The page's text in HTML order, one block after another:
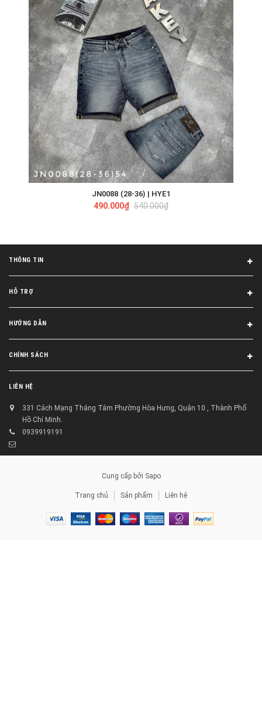
JN0088 (28-36) | HYE1
490.000₫ 540.000₫
THÔNG TIN
HỖ TRỢ
HƯỚNG DẪN
CHÍNH SÁCH
LIÊN HỆ
331 Cách Mạng Tháng Tám Phường Hòa Hưng, Quận 10 , Thành Phố
Hồ Chí Minh.
0939919191
Cung cấp bởi Sapo
Trang chủ Sản phẩm Liên hệ